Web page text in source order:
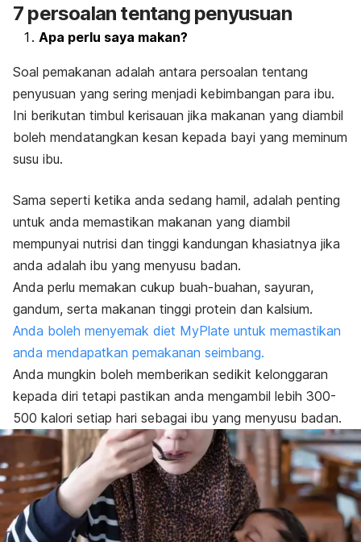
7 persoalan tentang penyusuan
Apa perlu saya makan?
Soal pemakanan adalah antara persoalan tentang
penyusuan yang sering menjadi kebimbangan para ibu.
Ini berikutan timbul kerisauan jika makanan yang diambil
boleh mendatangkan kesan kepada bayi yang meminum
susu ibu.
Sama seperti ketika anda sedang hamil, adalah penting
untuk anda memastikan makanan yang diambil
mempunyai nutrisi dan tinggi kandungan khasiatnya jika
anda adalah ibu yang menyusu badan.
Anda perlu memakan cukup buah-buahan, sayuran,
gandum, serta makanan tinggi protein dan kalsium.
Anda boleh menyemak diet MyPlate untuk memastikan
anda mendapatkan pemakanan seimbang.
Anda mungkin boleh memberikan sedikit kelonggaran
kepada diri tetapi pastikan anda mengambil lebih 300-
500 kalori setiap hari sebagai ibu yang menyusu badan.